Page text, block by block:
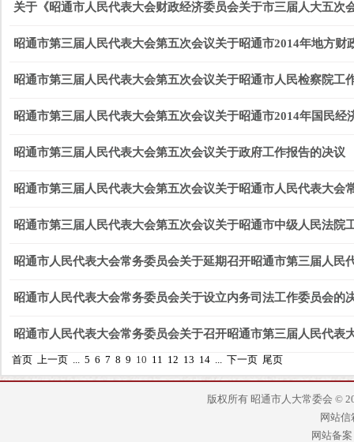
关于《昭通市人民代表大会财政经济委员会关于市三届人大五次
昭通市第三届人民代表大会第五次会议关于昭通市2014年地方财
昭通市第三届人民代表大会第五次会议关于昭通市人民检察院工
昭通市第三届人民代表大会第五次会议关于昭通市2014年国民经
昭通市第三届人民代表大会第五次会议关于政府工作报告的决议
昭通市第三届人民代表大会第五次会议关于昭通市人民代表大会
昭通市第三届人民代表大会第五次会议关于昭通市中级人民法院
昭通市人民代表大会常务委员会关于延期召开昭通市第三届人民
昭通市人民代表大会常务委员会关于设立内务司法工作委员会的
昭通市人民代表大会常务委员会关于召开昭通市第三届人民代表
首页 上一页 ... 5 6 7 8 9 10 11 12 13 14 ... 下一页 尾页
版权所有 昭通市人大常委会 ©
网站信
网站备